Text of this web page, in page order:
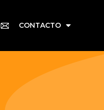
CONTACTO